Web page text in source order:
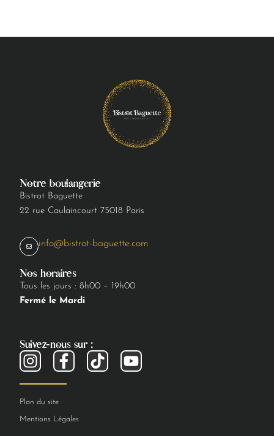
Notre boulangerie
Bistrot Baguette
22 rue Caulaincourt 75018 Paris
info@bistrot-baguette.com
Nos horaires
Tous les jours : 8h00 – 19h00
Fermé le Mardi
Suivez-nous sur :
Plan du site
Mentions Légales